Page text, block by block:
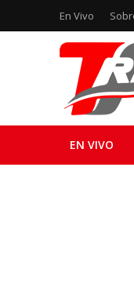
En Vivo
EN VIVO